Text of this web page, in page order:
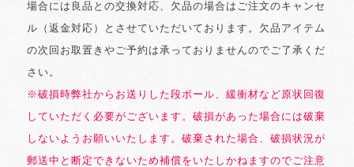
場合には良品との交換対応、欠品の場合はご注文のキャンセ
ル（返金対応）とさせていただいております。欠品アイテム
の次回お取置きやご予約は承っておりませんのでご了承くだ
さい。
※破損時弊社からお送りした段ボール、緩衝材など原状回復
していただく必要がございます。破損があった場合には破棄
しないようお願いいたします。破棄された場合、破損状況が
郵送中と断定できないため補償をいたしかねますのでご注意